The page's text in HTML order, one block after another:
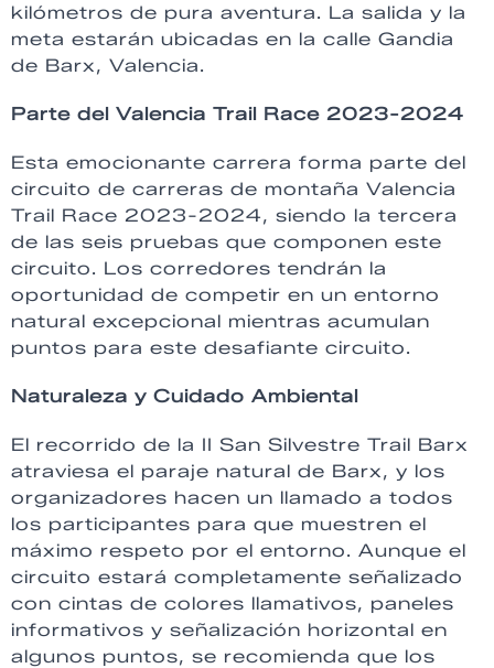
kilómetros de pura aventura. La salida y la
meta estarán ubicadas en la calle Gandia
de Barx, Valencia.
Parte del Valencia Trail Race 2023-2024
Esta emocionante carrera forma parte del
circuito de carreras de montaña Valencia
Trail Race 2023-2024, siendo la tercera
de las seis pruebas que componen este
circuito. Los corredores tendrán la
oportunidad de competir en un entorno
natural excepcional mientras acumulan
puntos para este desafiante circuito.
Naturaleza y Cuidado Ambiental
El recorrido de la II San Silvestre Trail Barx
atraviesa el paraje natural de Barx, y los
organizadores hacen un llamado a todos
los participantes para que muestren el
máximo respeto por el entorno. Aunque el
circuito estará completamente señalizado
con cintas de colores llamativos, paneles
informativos y señalización horizontal en
algunos puntos, se recomienda que los